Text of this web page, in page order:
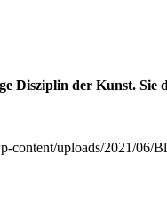
Disziplin der Kunst.
content/uploads/2021/06/